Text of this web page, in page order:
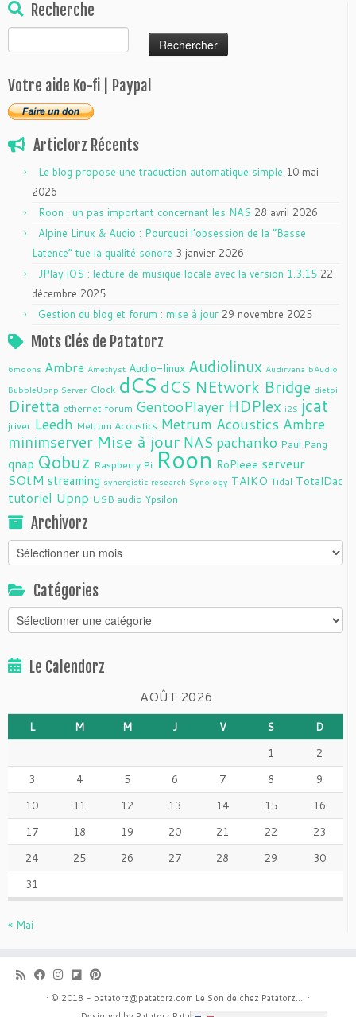
Recherche
Votre aide Ko-fi | Paypal
Articlorz Récents
Le blog propose une traduction automatique simple 10 mai
2026
Roon : un pas important concernant les NAS 28 avril 2026
Alpine Linux & Audio : Pourquoi l’obsession de la “Basse
Latence” tue la qualité sonore 3 janvier 2026
JPlay iOS : lecture de musique locale avec la version 1.3.15 22
décembre 2025
Gestion du blog et forum : mise à jour 29 novembre 2025
Mots Clés de Patatorz
6moons Ambre Amethyst Audio-linux Audiolinux Audirvana bAudio
BubbleUpnp Server Clock dCS dCS NEtwork Bridge dietpi
Diretta ethernet forum GentooPlayer HDPlex i2S jcat
jriver Leedh Metrum Acoustics Metrum Acoustics Ambre
minimserver Mise à jour NAS pachanko Paul Pang
qnap Qobuz Raspberry Pi Roon RoPieee serveur
SOtM streaming synergistic research Synology TAIKO Tidal TotalDac
tutoriel Upnp USB audio Ypsilon
Archivorz
Archivorz
Catégories
Catégories
Le Calendorz
AOÛT 2026
L M M J V S
D
1
2
3
4 5 6 7 8
9
10
11 12 13 14 15
16
17
18 19 20 21 22
23
24
25 26 27 28 29
30
31
« Mai
· © 2018 - patatorz@patatorz.com Le Son de chez Patatorz.... ·